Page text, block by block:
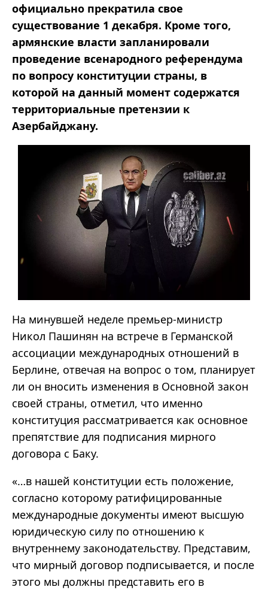
официально прекратила свое
существование 1 декабря. Кроме того,
армянские власти запланировали
проведение всенародного референдума
по вопросу конституции страны, в
которой на данный момент содержатся
территориальные претензии к
Азербайджану.
На минувшей неделе премьер-министр
Никол Пашинян на встрече в Германской
ассоциации международных отношений в
Берлине, отвечая на вопрос о том, планирует
ли он вносить изменения в Основной закон
своей страны, отметил, что именно
конституция рассматривается как основное
препятствие для подписания мирного
договора с Баку.
«…в нашей конституции есть положение,
согласно которому ратифицированные
международные документы имеют высшую
юридическую силу по отношению к
внутреннему законодательству. Представим,
что мирный договор подписывается, и после
этого мы должны представить его в